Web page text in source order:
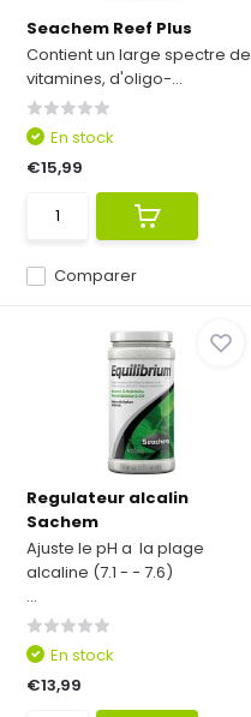
Seachem Reef Plus
Contient un large spectre de
vitamines, d'oligo-...
Comparer
En stock
€15,99
Regulateur alcalin
Sachem
Ajuste le pH a la plage
alcaline (7.1 - - 7.6)
...
En stock
€13,99